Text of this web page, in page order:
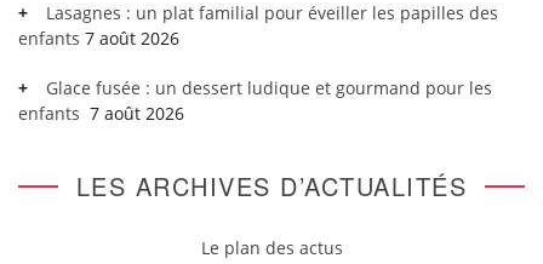
Lasagnes : un plat familial pour éveiller les papilles des
enfants 7 août 2026
Glace fusée : un dessert ludique et gourmand pour les
enfants 7 août 2026
LES ARCHIVES D’ACTUALITÉS
Le plan des actus